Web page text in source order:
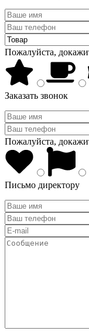
Пожалуйста,
Заказать звонок
Пожалуйста,
Письмо директору